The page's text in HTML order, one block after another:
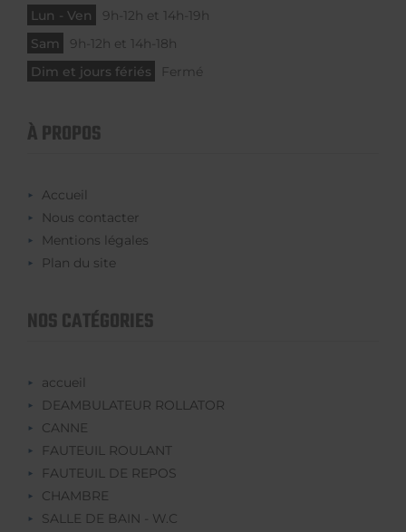
Lun - Ven
9h-12h et 14h-19h
Sam
9h-12h et 14h-18h
Dim et jours fériés
Fermé
À PROPOS
Accueil
Nous contacter
Mentions légales
Plan du site
NOS CATÉGORIES
accueil
DEAMBULATEUR ROLLATOR
CANNE
FAUTEUIL ROULANT
FAUTEUIL DE REPOS
CHAMBRE
SALLE DE BAIN - W.C